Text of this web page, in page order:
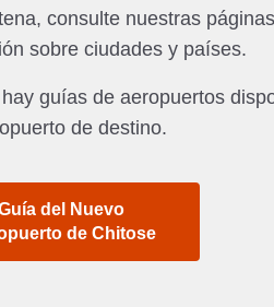
consulte nuestras
sobre ciudades y países.
guías de aeropuertos
de destino.
del Nuevo
de Chitose